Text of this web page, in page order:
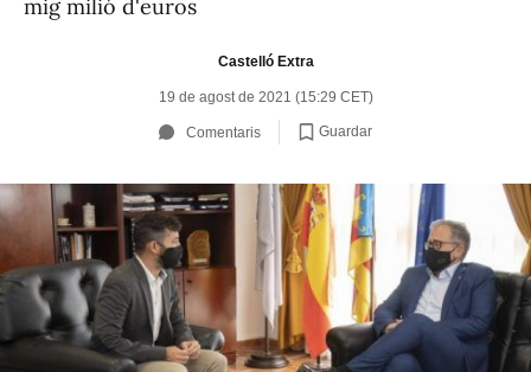
mig milió d'euros
Castelló Extra
19 de agost de 2021 (15:29 CET)
Comentaris Guardar